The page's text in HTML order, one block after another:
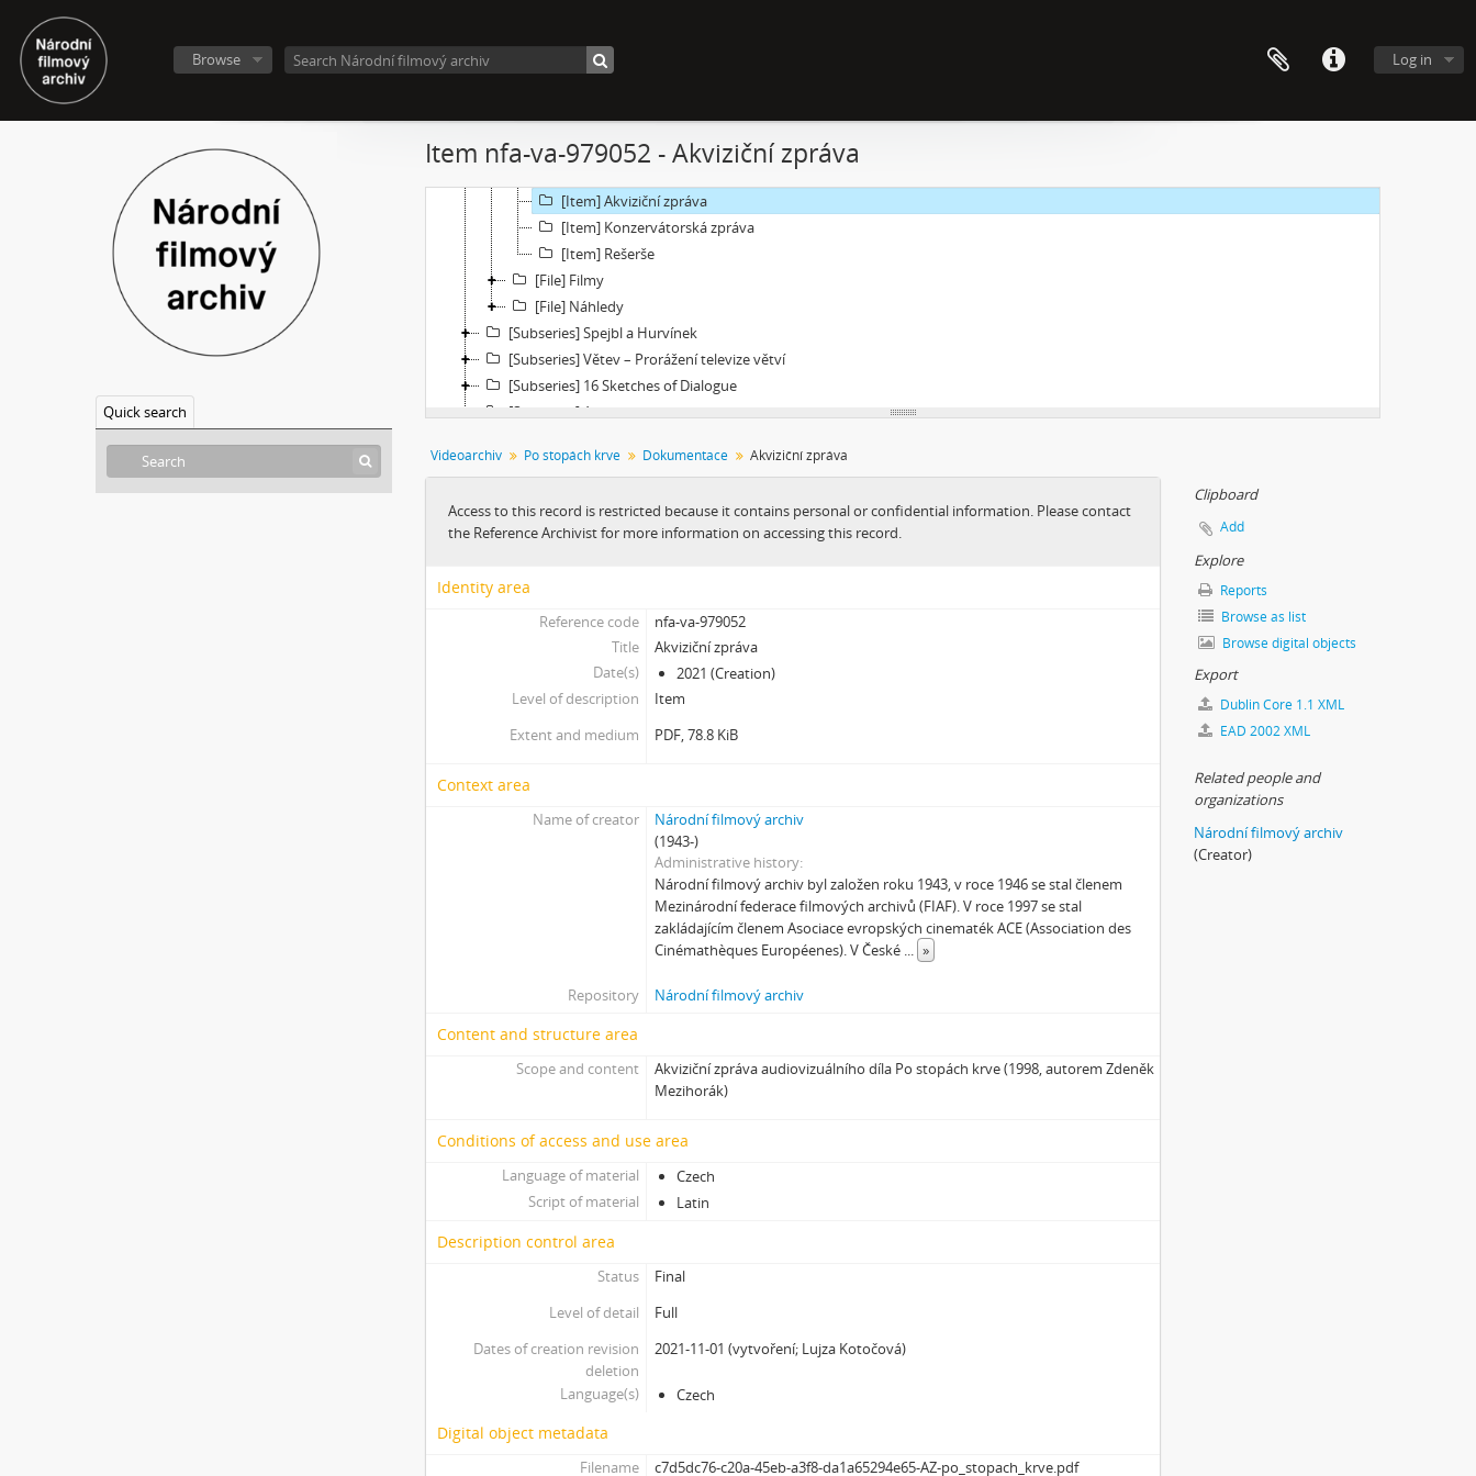
Log in
Browse
Quick search
Item nfa-va-979052 - Akviziční zpráva
[Subseries] Polednice
[Subseries] 13. revír
[File] Dokumentace
[Item] MediaInfo report archivního masteru
[Item] MediaInfo report autorizované reprezentace
[Item] Akviziční zpráva
[Item] Konzervátorská zpráva
[Item] Rešerše
[File] Filmy
[File] Náhledy
[Subseries] Spejbl a Hurvínek
[Subseries] Větev – Prorážení televize větví
[Subseries] 16 Sketches of Dialogue
[Subseries] Air
[Subseries] Interno
[Subseries] Hlavolam
[Subseries] Kytka
[Subseries] Monoskop no. 3 – Monkeyking legend
[Subseries] Pohádka pro šílence
[Subseries] Chewing Gum
[Subseries] Tihle – Sociální situace: pět svázaných mužů
[Subseries] Bez názvu
[Subseries] Viděno vzduchem
[Subseries] 6 snů z hrnečku
[Subseries] Náš očistec
[Subseries] Burger und Ther
[Subseries] Der kleine Blonde und sein roter Koffer
[Subseries] Vteřina za vteřinou
[Subseries] 360°
[Subseries] Grátis punč
[Subseries] Našla v lese
[Subseries] Karamel je cukr, co už se neuzdraví
[Subseries] Konec jedince
[Subseries] Turista
[Subseries] Dům daleko
[Subseries] Suchá u Nejdku
[Subseries] Wilsonova svatba
[Subseries] Zkušebna v Argentinské
[Subseries] Hanibalova svatba
Videoarchiv Po stopách krve Dokumentace Akviziční zpráva
Access to this record is restricted because it contains personal or confidential information. Please contact
the Reference Archivist for more information on accessing this record.
Identity area
Reference code
nfa-va-979052
Title
Akviziční zpráva
Date(s)
2021 (Creation)
Level of description
Item
Extent and medium
PDF, 78.8 KiB
Context area
Name of creator
Národní filmový archiv
(1943-)
Administrative history
Národní filmový archiv byl založen roku 1943, v roce 1946 se stal členem
Mezinárodní federace filmových archivů (FIAF). V roce 1997 se stal
zakládajícím členem Asociace evropských cinematék ACE (Association des
Cinémathèques Européenes). V České ... »
Repository Národní filmový archiv
Content and structure area
Scope and content
Akviziční zpráva audiovizuálního díla Po stopách krve (1998, autorem Zdeněk
Mezihorák)
Conditions of access and use area
Language of material
Czech
Script of material
Latin
Description control area
Status
Final
Level of detail
Full
Dates of creation revision
deletion
2021-11-01 (vytvoření; Lujza Kotočová)
Language(s) Czech
Digital object metadata
Filename c7d5dc76-c20a-45eb-a3f8-da1a65294e65-AZ-po_stopach_krve.pdf
Clipboard
Add
Explore
Reports
Browse as list
Browse digital objects
Export
Dublin Core 1.1 XML
EAD 2002 XML
Related people and
organizations
Národní filmový archiv
(Creator)